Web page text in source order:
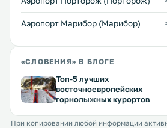
Аэропорт Марибор (Марибор)
«СЛОВЕНИЯ» В БЛОГЕ
Топ-5 лучших
восточноевропейских
горнолыжных курортов
При копировании любой информации